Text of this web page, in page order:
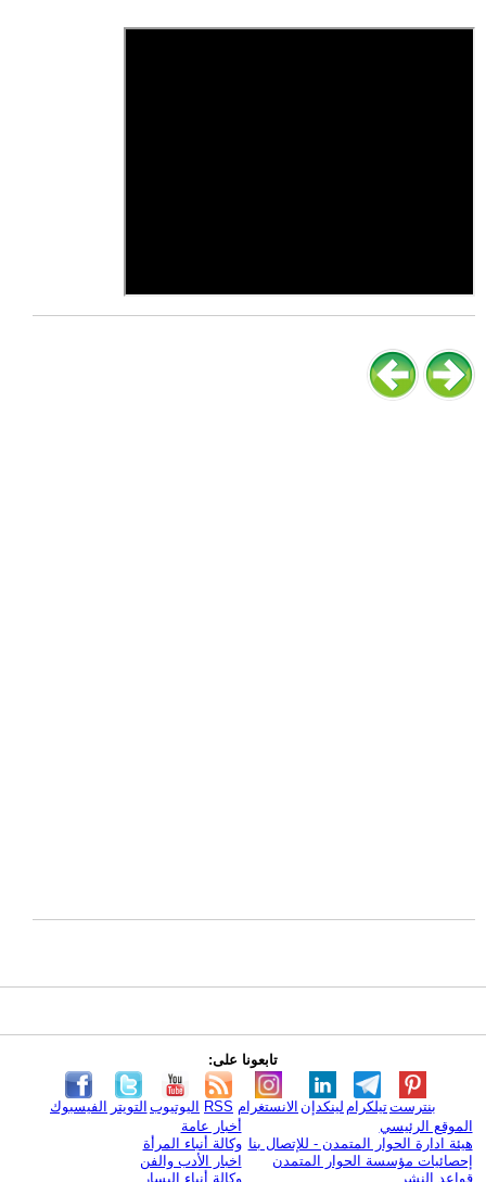
تابعونا على:
الفيسبوك التويتر اليوتيوب RSS الانستغرام لينكدإن تيلكرامبنترست
الموقع الرئيسي
هيئة ادارة الحوار المتمدن - للإتصال بنا
إحصائيات مؤسسة الحوار المتمدن
قواعد النشر
أخبار عامة
وكالة أنباء المرأة
اخبار الأدب والفن
وكالة أنباء اليسار